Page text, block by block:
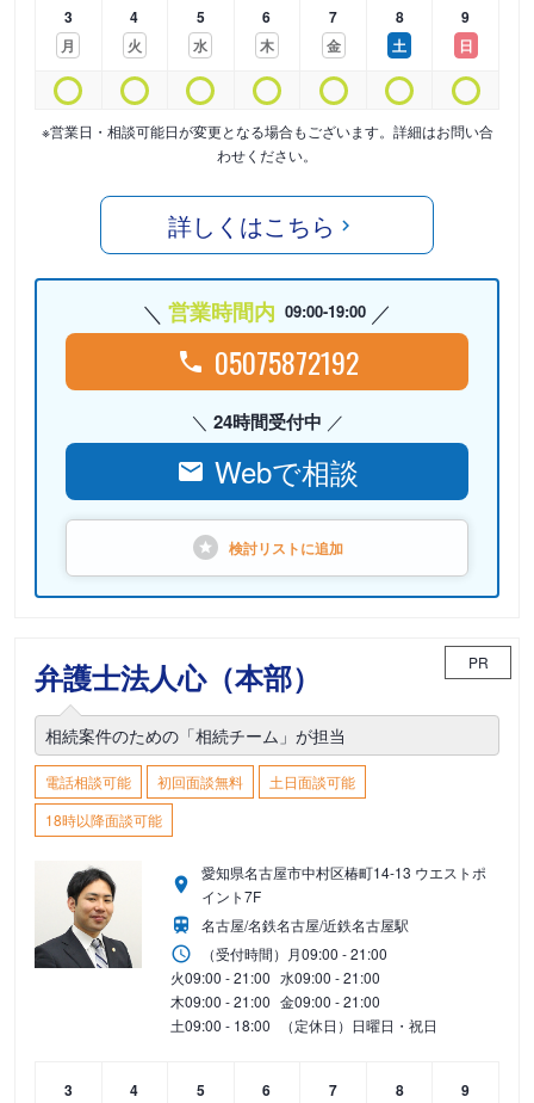
3
月
4
火
5
水
6
木
7
金
8
土
9
日
※営業日・相談可能日が変更となる場合もございます。詳細はお問い合
わせください。
詳しくはこちら
営業時間内 09:00-19:00
05075872192
24時間受付中
Webで相談
検討リストに追加
弁護士法人心（本部） PR
相続案件のための「相続チーム」が担当
電話相談可能 初回面談無料
土日面談可能
18時以降面談可能
愛知県名古屋市中村区椿町14-13 ウエストポ
イント7F
名古屋/名鉄名古屋/近鉄名古屋駅
（受付時間） 月09:00 - 21:00
火09:00 - 21:00 水09:00 - 21:00
木09:00 - 21:00 金09:00 - 21:00
土09:00 - 18:00 （定休日）日曜日・祝日
3 4 5 6 7 8 9